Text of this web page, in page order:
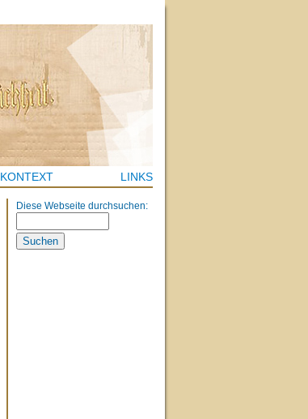
KONTEXT LINKS
Diese Webseite durchsuchen:
e